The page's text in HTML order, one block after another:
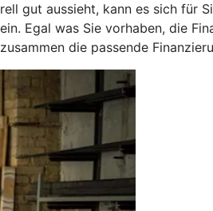
gut aussieht, kann es sich für
Egal was Sie vorhaben, die
die passende